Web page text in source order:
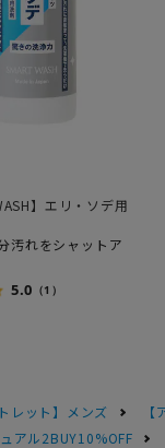
】エリ・ソデ用
汚れをシャットア
5.0 （1）
レット】メンズ
アル2BUY10%OFF